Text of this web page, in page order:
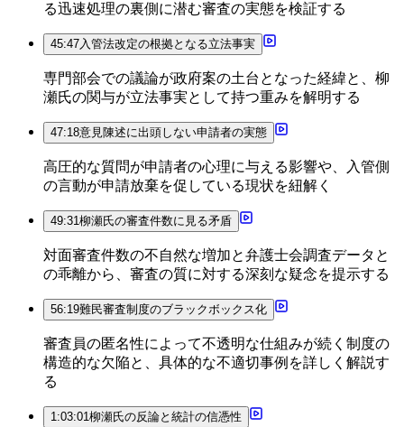
る迅速処理の裏側に潜む審査の実態を検証する
45:47入管法改定の根拠となる立法事実
専門部会での議論が政府案の土台となった経緯と、柳
瀬氏の関与が立法事実として持つ重みを解明する
47:18意見陳述に出頭しない申請者の実態
高圧的な質問が申請者の心理に与える影響や、入管側
の言動が申請放棄を促している現状を紐解く
49:31柳瀬氏の審査件数に見る矛盾
対面審査件数の不自然な増加と弁護士会調査データと
の乖離から、審査の質に対する深刻な疑念を提示する
56:19難民審査制度のブラックボックス化
審査員の匿名性によって不透明な仕組みが続く制度の
構造的な欠陥と、具体的な不適切事例を詳しく解説す
る
1:03:01柳瀬氏の反論と統計の信憑性